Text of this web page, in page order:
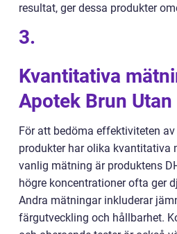
resultat, ger dessa produkter
3.
Kvantitativa
Apotek Brun Utan
För att bedöma effektiviteten
produkter har olika kvantitativa
vanlig mätning är produktens
högre koncentrationer ofta ger
Andra mätningar inkluderar
färgutveckling och hållbarhet.